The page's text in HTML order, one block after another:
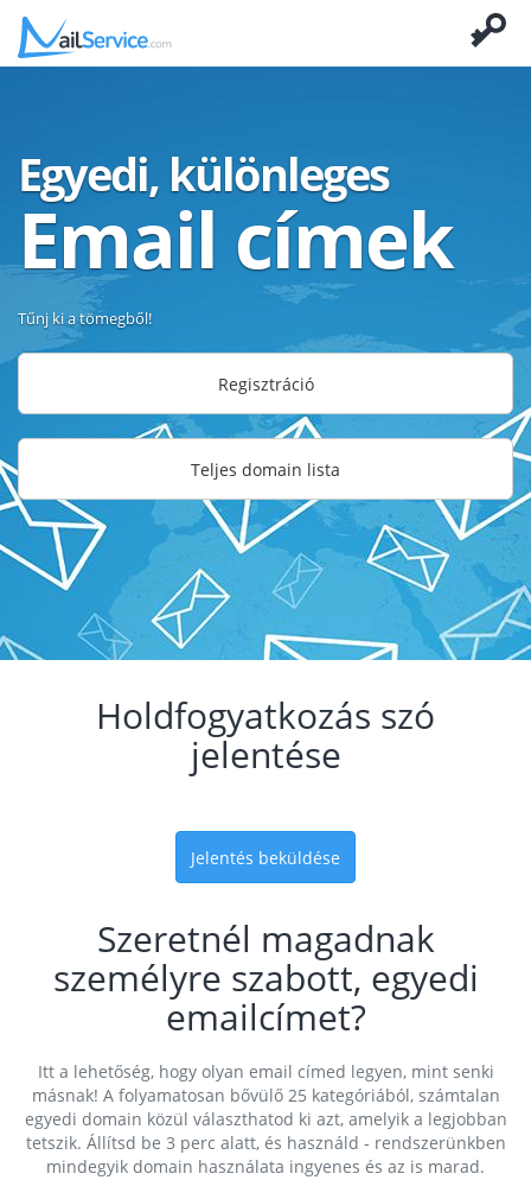
Egyedi, különleges
Email címek
Tűnj ki a tömegből!
Regisztráció
Teljes domain lista
Holdfogyatkozás szó
jelentése
Jelentés beküldése
Szeretnél magadnak
személyre szabott, egyedi
emailcímet?
Itt a lehetőség, hogy olyan email címed legyen, mint senki
másnak! A folyamatosan bővülő 25 kategóriából, számtalan
egyedi domain közül választhatod ki azt, amelyik a legjobban
tetszik. Állítsd be 3 perc alatt, és használd - rendszerünkben
mindegyik domain használata ingyenes és az is marad.